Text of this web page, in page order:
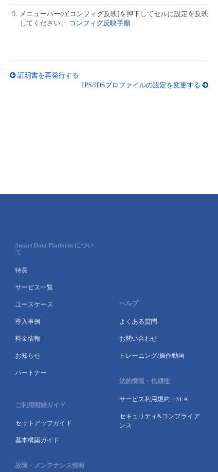
メニューバーの[コンフィグ反映]を押下してセルに設定を反映
してください。
コンフィグ反映手順
証明書を再発行する
IPS/IDSプロファイルの設定を変更する
Smart Data Platform につい
て
特長
サービス一覧
ユースケース
導入事例
料金情報
お知らせ
パートナー
ご利用開始ガイド
セットアップガイド
基本構築ガイド
故障・メンテナンス情報
ヘルプ
よくある質問
お問い合わせ
トレーニング/操作動画
法的情報・信頼性
サービス利用規約・SLA
セキュリティ&コンプライア
ンス